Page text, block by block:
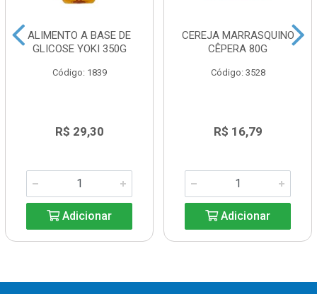
ALIMENTO A BASE DE
GLICOSE YOKI 350G
Código: 1839
R$ 29,30
Adicionar
CEREJA MARRASQUINO
CÊPERA 80G
Código: 3528
R$ 16,79
Adicionar